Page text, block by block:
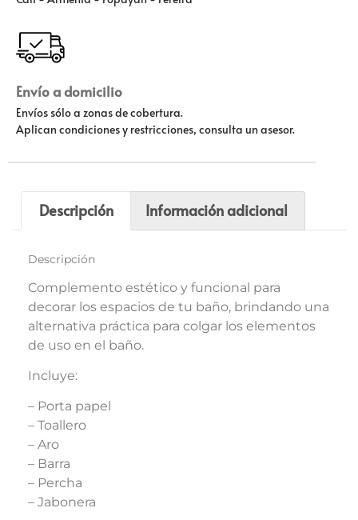
Envío a domicilio
Envíos sólo a zonas de cobertura.
Aplican condiciones y restricciones, consulta un asesor.
Descripción Información adicional
Descripción
Complemento estético y funcional para
decorar los espacios de tu baño, brindando una
alternativa práctica para colgar los elementos
de uso en el baño.
Incluye:
– Porta papel
– Toallero
– Aro
– Barra
– Percha
– Jabonera